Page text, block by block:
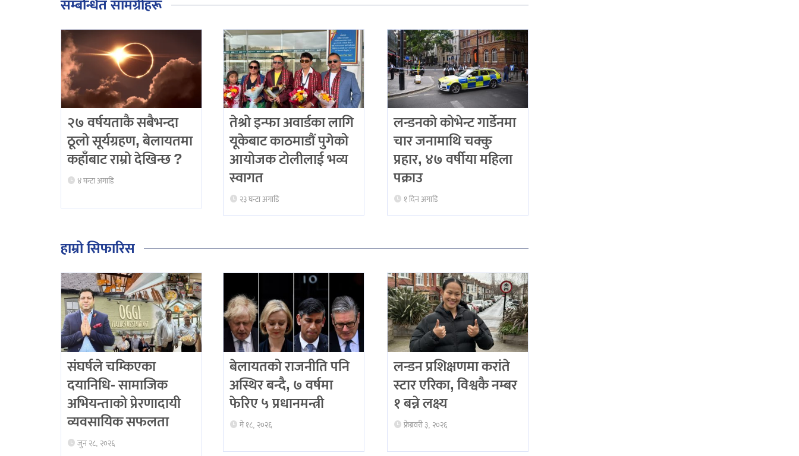
सम्बन्धित सामग्रीहरू
२७ वर्षयताकै सबैभन्दा
ठूलो सूर्यग्रहण, बेलायतमा
कहाँबाट राम्रो देखिन्छ ?
४ घन्टा अगाडि
तेश्रो इन्फा अवार्डका लागि
यूकेबाट काठमाडौं पुगेको
आयोजक टोलीलाई भव्य
स्वागत
२३ घन्टा अगाडि
लन्डनको कोभेन्ट गार्डेनमा
चार जनामाथि चक्कु
प्रहार, ४७ वर्षीया महिला
पक्राउ
१ दिन अगाडि
हाम्रो सिफारिस
संघर्षले चम्किएका
दयानिधि- सामाजिक
अभियन्ताको प्रेरणादायी
व्यवसायिक सफलता
जुन २८, २०२६
बेलायतको राजनीति पनि
अस्थिर बन्दै, ७ वर्षमा
फेरिए ५ प्रधानमन्त्री
मे १८, २०२६
लन्डन प्रशिक्षणमा करांते
स्टार एरिका, विश्वकै नम्बर
१ बन्ने लक्ष्य
फ्रेब्रवरी ३, २०२६